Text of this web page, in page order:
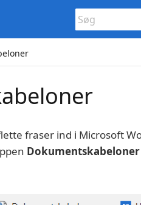
fraser ind i Microsoft
Dokumentskabeloner